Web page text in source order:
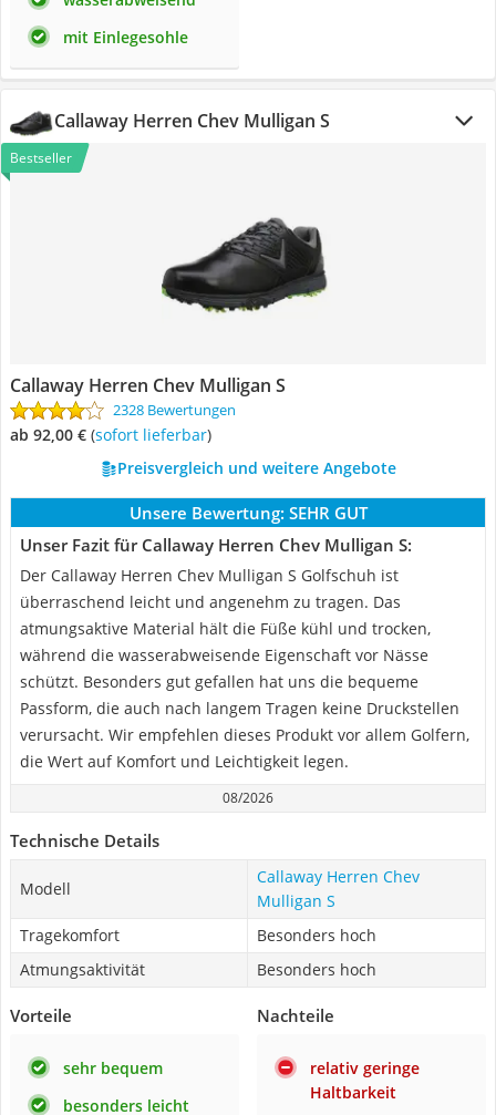
mit Einlegesohle
Callaway Herren Chev Mulligan S
Bestseller
Callaway Herren Chev Mulligan S
2328 Bewertungen
ab 92,00 € ( Sofort lieferbar)
Preisvergleich und weitere Angebote
Unsere Bewertung: SEHR GUT
Unser Fazit für Callaway Herren Chev Mulligan S:
Der Callaway Herren Chev Mulligan S Golfschuh ist
überraschend leicht und angenehm zu tragen. Das
atmungsaktive Material hält die Füße kühl und trocken,
während die wasserabweisende Eigenschaft vor Nässe
schützt. Besonders gut gefallen hat uns die bequeme
Passform, die auch nach langem Tragen keine Druckstellen
verursacht. Wir empfehlen dieses Produkt vor allem Golfern,
die Wert auf Komfort und Leichtigkeit legen.
08/2026
Technische Details
Modell
Callaway Herren Chev
Mulligan S
Tragekomfort
Besonders hoch
Atmungsaktivität
Besonders hoch
Vorteile
sehr bequem
besonders leicht
Nachteile
relativ geringe
Haltbarkeit